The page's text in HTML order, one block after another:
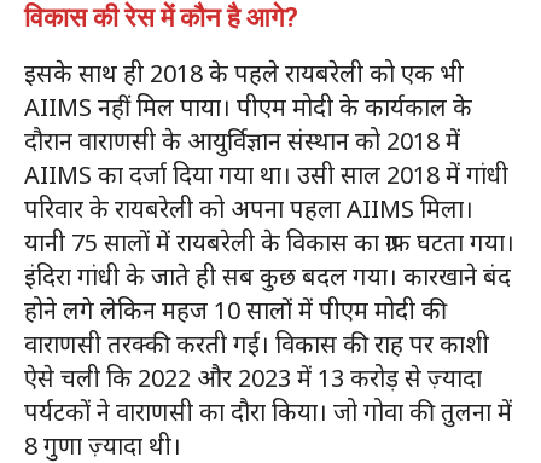
विकास की रेस में कौन है आगे?
इसके साथ ही 2018 के पहले रायबरेली को एक भी
AIIMS नहीं मिल पाया। पीएम मोदी के कार्यकाल के
दौरान वाराणसी के आयुर्विज्ञान संस्थान को 2018 में
AIIMS का दर्जा दिया गया था। उसी साल 2018 में गांधी
परिवार के रायबरेली को अपना पहला AIIMS मिला।
यानी 75 सालों में रायबरेली के विकास का ग्राफ घटता गया।
इंदिरा गांधी के जाते ही सब कुछ बदल गया। कारखाने बंद
होने लगे लेकिन महज 10 सालों में पीएम मोदी की
वाराणसी तरक्की करती गई। विकास की राह पर काशी
ऐसे चली कि 2022 और 2023 में 13 करोड़ से ज़्यादा
पर्यटकों ने वाराणसी का दौरा किया। जो गोवा की तुलना में
8 गुणा ज़्यादा थी।